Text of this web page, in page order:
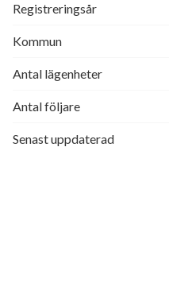
Registreringsår
Kommun
Antal lägenheter
Antal följare
Senast uppdaterad